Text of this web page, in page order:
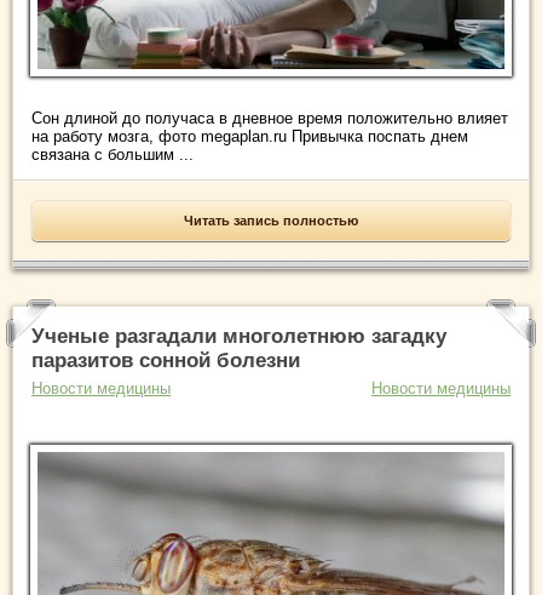
Сон длиной до получаса в дневное время положительно влияет
на работу мозга, фото megaplan.ru Привычка поспать днем
связана с большим ...
Читать запись полностью
Ученые разгадали многолетнюю загадку
паразитов сонной болезни
Новости медицины Новости медицины